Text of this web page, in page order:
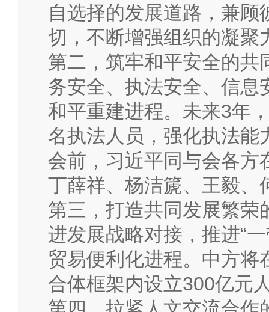
自选择的发展道路，兼
切，不断增强组织的凝聚
第二，筑牢和平安全的共
务安全、执法安全、信息
和平重建进程。未来3年
名执法人员，强化执法能
会前，习近平同与会各方
丁薛祥、杨洁篪、王毅、
第三，打造共同发展繁荣
进发展战略对接，推进“
贸易便利化进程。中方将
合体框架内设立300亿元